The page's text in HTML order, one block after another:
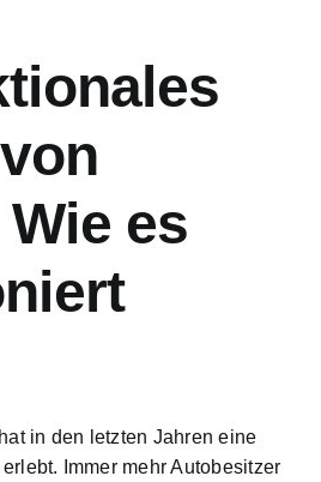
es
in den letzten Jahren eine
Immer mehr Autobesitzer